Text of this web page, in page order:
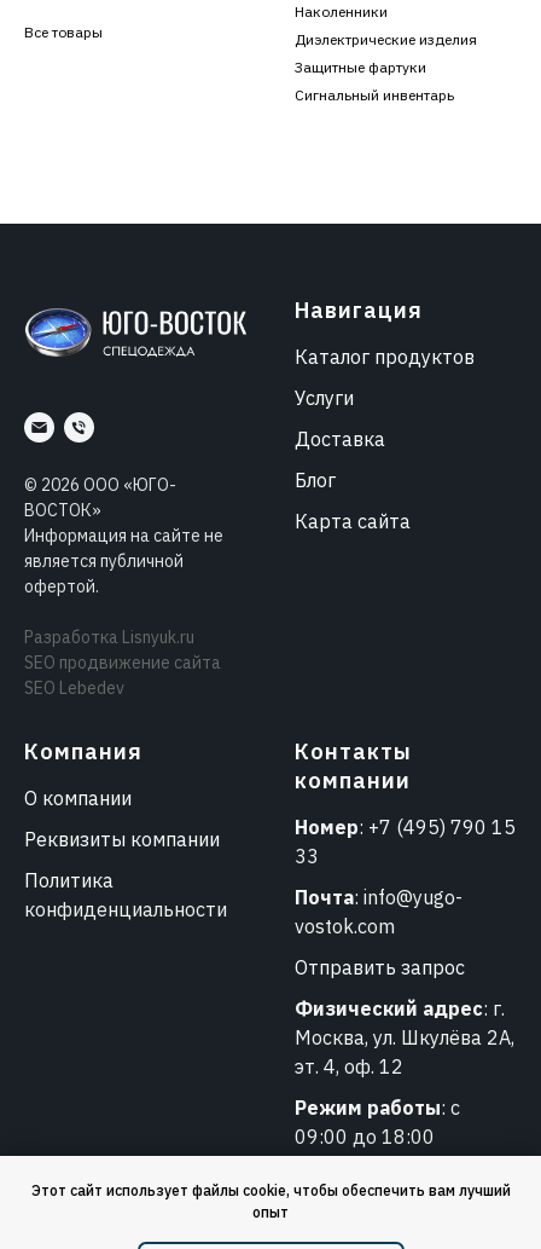
Этот сайт использует файлы cookie, чтобы обеспечить вам лучший
опыт
Все товары
Наколенники
Диэлектрические изделия
Защитные фартуки
Сигнальный инвентарь
© 2026 ООО «ЮГО-
ВОСТОК»
Информация на сайте не
является публичной
офертой.
Разработка Lisnyuk.ru
SEO продвижение сайта
SEO Lebedev
Навигация
Каталог продуктов
Услуги
Доставка
Блог
Карта сайта
Компания
О компании
Реквизиты компании
Политика
конфиденциальности
Контакты
компании
Номер: +7 (495) 790 15
33
Почта: info@yugo-
vostok.com
Отправить запрос
Физический адрес: г.
Москва, ул. Шкулёва 2А,
эт. 4, оф. 12
Режим работы: с
09:00 до 18:00